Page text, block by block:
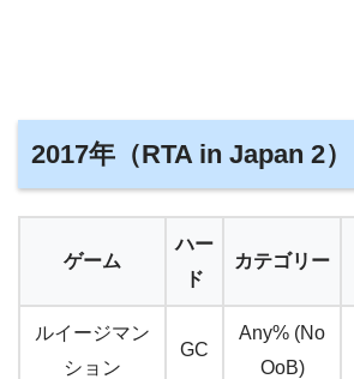
2017年（RTA in Japan 2）
ゲーム
ハー
ド
カテゴリー
ルイージマン
ション
GC
Any% (No
OoB)